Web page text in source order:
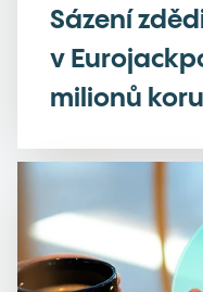
Sázení
v
milionů